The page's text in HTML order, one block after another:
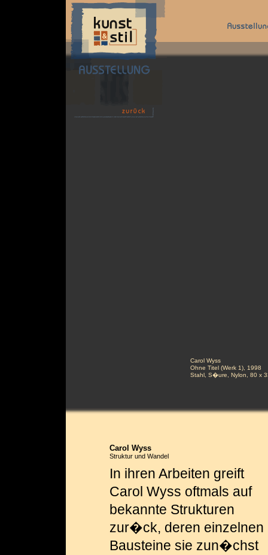
Carol Wyss
Ohne Titel (Werk 1), 1998
Stahl, S�ure, Nylon, 80 x
Carol Wyss
Struktur und Wandel
In ihren Arbeiten greift
Carol Wyss oftmals auf
bekannte Strukturen
zur�ck, deren einzelnen
Bausteine sie zun�chst